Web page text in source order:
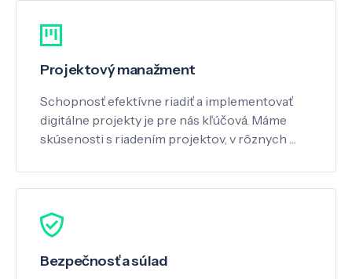
Projektový manažment
Schopnosť efektívne riadiť a implementovať
digitálne projekty je pre nás kľúčová. Máme
skúsenosti s riadením projektov, v rôznych …
Bezpečnosť a súlad